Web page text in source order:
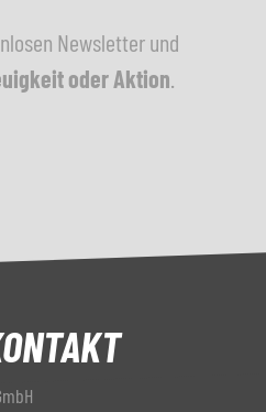
Newsletter und
oder Aktion